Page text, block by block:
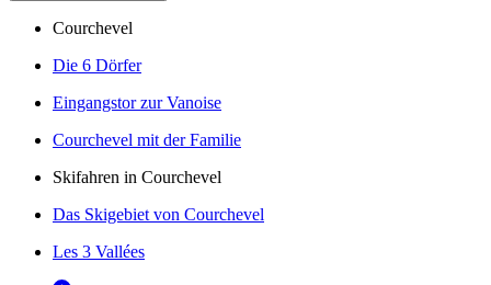
Courchevel
Die 6 Dörfer
Eingangstor zur Vanoise
Courchevel mit der Familie
Skifahren in Courchevel
Das Skigebiet von Courchevel
Les 3 Vallées